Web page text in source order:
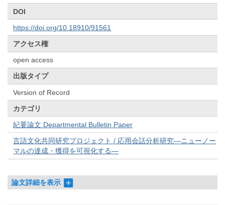
DOI
https://doi.org/10.18910/91561
アクセス権
open access
出版タイプ
Version of Record
カテゴリ
紀要論文 Departmental Bulletin Paper
言語文化共同研究プロジェクト / 応用会話分析研究―ニューノー
マルの達成・獲得を可視化する―
論文詳細を表示